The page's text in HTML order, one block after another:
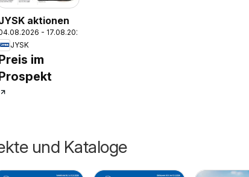
aktionen
- 17.08.2026
JYSK
im
und Kataloge